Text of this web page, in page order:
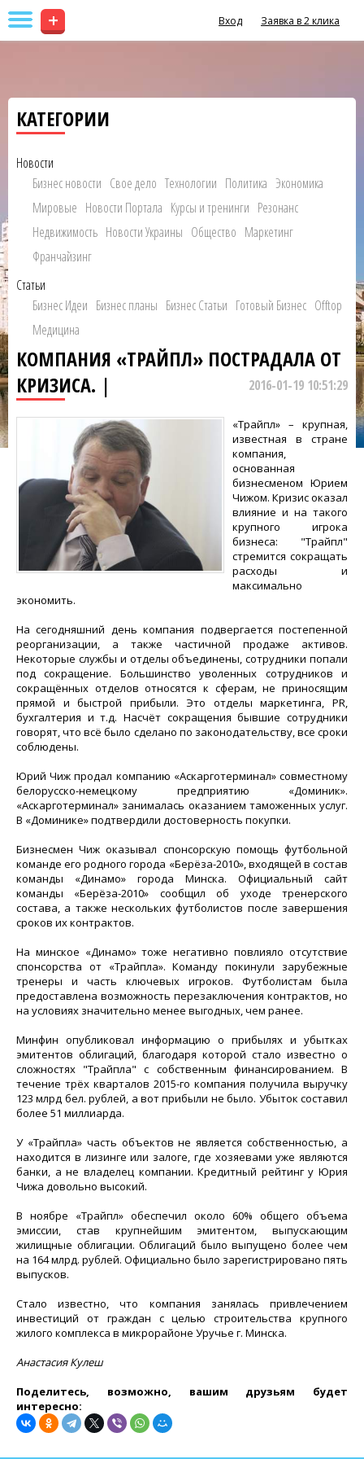
+ Вход Заявка в 2 клика
КАТЕГОРИИ
Новости
Бизнес новости Свое дело Технологии Политика Экономика
Мировые Новости Портала Курсы и тренинги Резонанс
Недвижимость Новости Украины Общество Маркетинг
Франчайзинг
Статьи
Бизнес Идеи Бизнес планы Бизнес Статьи Готовый Бизнес Offtop
Медицина
КОМПАНИЯ «ТРАЙПЛ» ПОСТРАДАЛА ОТ
КРИЗИСА. |
2016-01-19 10:51:29
«Трайпл» – крупная,
известная в стране
компания,
основанная
бизнесменом Юрием
Чижом. Кризис оказал
влияние и на такого
крупного игрока
бизнеса: "Трайпл"
стремится сокращать
расходы и
максимально
экономить.
На сегодняшний день компания подвергается постепенной
реорганизации, а также частичной продаже активов.
Некоторые службы и отделы объединены, сотрудники попали
под сокращение. Большинство уволенных сотрудников и
сокращённых отделов относятся к сферам, не приносящим
прямой и быстрой прибыли. Это отделы маркетинга, PR,
бухгалтерия и т.д. Насчёт сокращения бывшие сотрудники
говорят, что всё было сделано по законодательству, все сроки
соблюдены.
Юрий Чиж продал компанию «Аскарготерминал» совместному
белорусско-немецкому предприятию «Доминик».
«Аскарготерминал» занималась оказанием таможенных услуг.
В «Доминике» подтвердили достоверность покупки.
Бизнесмен Чиж оказывал спонсорскую помощь футбольной
команде его родного города «Берёза-2010», входящей в состав
команды «Динамо» города Минска. Официальный сайт
команды «Берёза-2010» сообщил об уходе тренерского
состава, а также нескольких футболистов после завершения
сроков их контрактов.
На минское «Динамо» тоже негативно повлияло отсутствие
спонсорства от «Трайпла». Команду покинули зарубежные
тренеры и часть ключевых игроков. Футболистам была
предоставлена возможность перезаключения контрактов, но
на условиях значительно менее выгодных, чем ранее.
Минфин опубликовал информацию о прибылях и убытках
эмитентов облигаций, благодаря которой стало известно о
сложностях "Трайпла" с собственным финансированием. В
течение трёх кварталов 2015-го компания получила выручку
123 млрд бел. рублей, а вот прибыли не было. Убыток составил
более 51 миллиарда.
У «Трайпла» часть объектов не является собственностью, а
находится в лизинге или залоге, где хозяевами уже являются
банки, а не владелец компании. Кредитный рейтинг у Юрия
Чижа довольно высокий.
В ноябре «Трайпл» обеспечил около 60% общего объема
эмиссии, став крупнейшим эмитентом, выпускающим
жилищные облигации. Облигаций было выпущено более чем
на 164 млрд. рублей. Официально было зарегистрировано пять
выпусков.
Стало известно, что компания занялась привлечением
инвестиций от граждан с целью строительства крупного
жилого комплекса в микрорайоне Уручье г. Минска.
Анастасия Кулеш
Поделитесь, возможно, вашим друзьям будет
интересно: